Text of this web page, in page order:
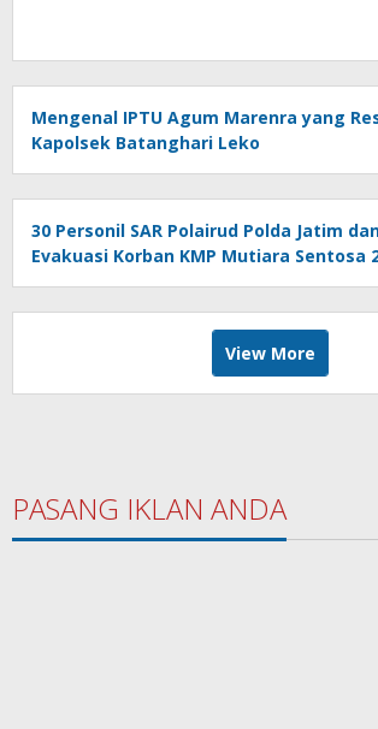
Mengenal IPTU Agum Marenra yang
Kapolsek Batanghari Leko
30 Personil SAR Polairud Polda Jatim
Evakuasi Korban KMP Mutiara Sentosa
View More
PASANG IKLAN ANDA